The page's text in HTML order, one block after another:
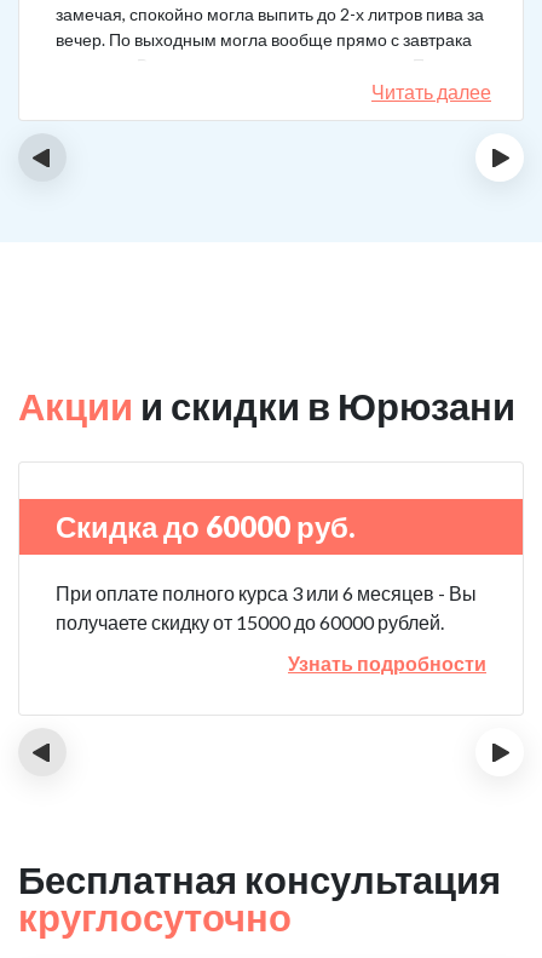
замечая, спокойно могла выпить до 2-х литров пива за
вечер. По выходным могла вообще прямо с завтрака
выпивать. В клинику решила позвонить сама. Прошла
курс и уже год не принимаю алкоголь вообще никакой.
Читать далее
‹ ›
Акции и скидки в Юрюзани
Скидка до 60000 руб.
При оплате полного курса 3 или 6 месяцев - Вы
получаете скидку от 15000 до 60000 рублей.
Узнать подробности
‹ ›
Бесплатная консультация
круглосуточно